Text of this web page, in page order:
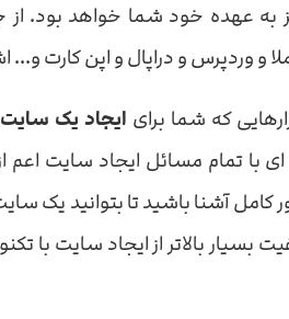
عهده خود شما خواهد بود. از
وردپرس و دراپال و اپن کارت و...
که شما برای ایجاد یک سایت
با تمام مسائل ایجاد سایت اعم
آشنا باشید تا بتوانید یک
بالاتر از ایجاد سایت با